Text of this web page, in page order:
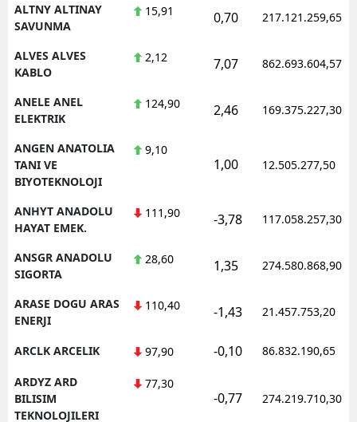
ALTNY ALTINAY
SAVUNMA
15,91 0,70 217.121.259,65
ALVES ALVES
KABLO
2,12 7,07 862.693.604,57
ANELE ANEL
ELEKTRIK
124,90 2,46 169.375.227,30
ANGEN ANATOLIA
TANI VE
BIYOTEKNOLOJI
9,10
1,00 12.505.277,50
ANHYT ANADOLU
HAYAT EMEK.
111,90 -3,78 117.058.257,30
ANSGR ANADOLU
SIGORTA
28,60 1,35 274.580.868,90
ARASE DOGU ARAS
ENERJI
110,40 -1,43 21.457.753,20
ARCLK ARCELIK 97,90 -0,10 86.832.190,65
ARDYZ ARD
BILISIM
TEKNOLOJILERI
77,30
-0,77 274.219.710,30